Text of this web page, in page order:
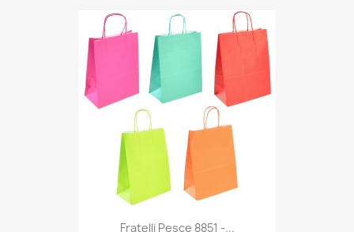
Anteprima
Fratelli Pesce 8851 -...